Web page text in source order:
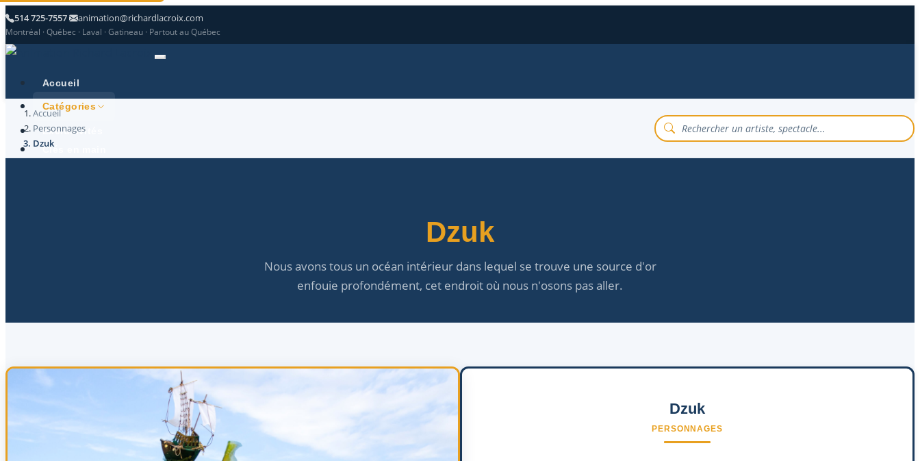
514 725-7557 animation@richardlacroix.com
Montréal · Québec · Laval · Gatineau · Partout au Québec
Accueil
Catégories
Exclusivités
Clés en main
Accueil
Personnages
Dzuk
Dzuk
Nous avons tous un océan intérieur dans lequel se trouve une source d'or
enfouie profondément, cet endroit où nous n'osons pas aller.
Dzuk
PERSONNAGES